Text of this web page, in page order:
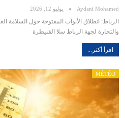
Aydani Mohamed يوليو 12, 2026
الرباط: انطلاق الأبواب المفتوحة حول السلامة
والتجارة لجهة الرباط سلا القنيطرة
اقرأ أكثر...
MÉTÉO